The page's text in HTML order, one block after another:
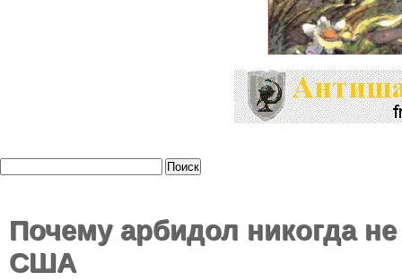
Почему арбидол никогда
США